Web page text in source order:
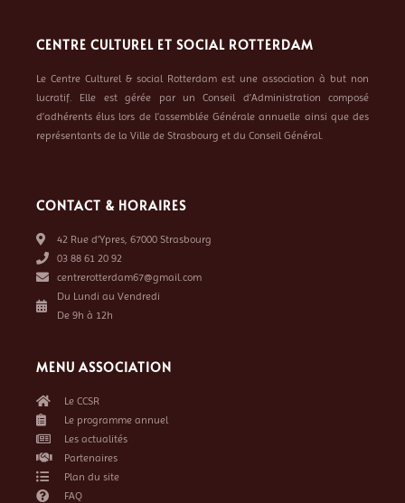
CENTRE CULTUREL ET SOCIAL ROTTERDAM
Le Centre Culturel & social Rotterdam est une association à but non
lucratif. Elle est gérée par un Conseil d’Administration composé
d’adhérents élus lors de l’assemblée Générale annuelle ainsi que des
représentants de la Ville de Strasbourg et du Conseil Général.
CONTACT & HORAIRES
42 Rue d’Ypres, 67000 Strasbourg
03 88 61 20 92
centrerotterdam67@gmail.com
Du Lundi au Vendredi
De 9h à 12h
MENU ASSOCIATION
Le CCSR
Le programme annuel
Les actualités
Partenaires
Plan du site
FAQ